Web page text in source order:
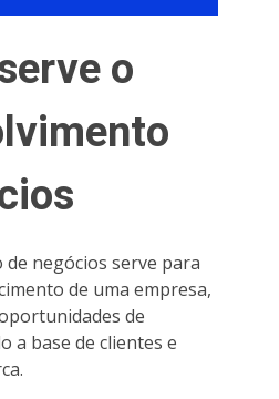
o
negócios serve para
de uma empresa,
de
a base de clientes e